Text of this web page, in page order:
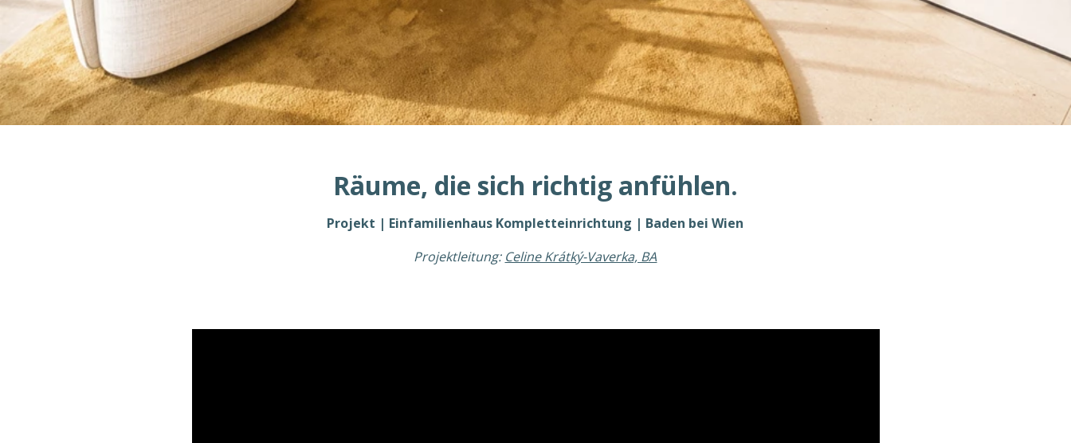
Räume, die sich richtig anfühlen.
Projekt | Einfamilienhaus Kompletteinrichtung | Baden bei Wien
Projektleitung: Celine Krátký-Vaverka, BA